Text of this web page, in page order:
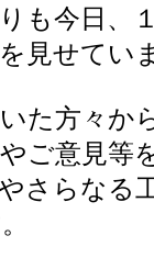
も今日、
見せてい
た方々か
ご意見等
さらなる